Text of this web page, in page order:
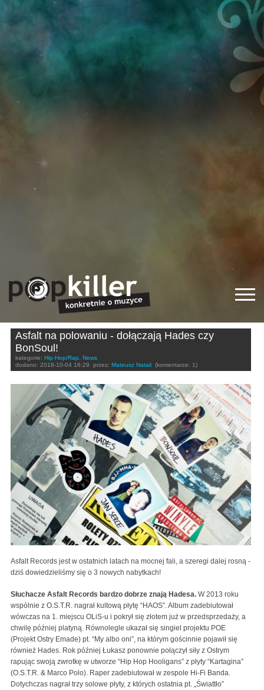
Asfalt na polowaniu - dołączają Hades czy
BonSoul!
kategorie: Hip-Hop/Rap, News
dodano: 2018-10-04 16:29 przez: Mateusz Natali (komentarze: 1)
Asfalt Records jest w ostatnich latach na mocnej fali, a szeregi dalej rosną -
dziś dowiedzieliśmy się o 3 nowych nabytkach!
Słuchacze Asfalt Records bardzo dobrze znają Hadesa. W 2013 roku
wspólnie z O.S.T.R. nagrał kultową płytę “HAOS”. Album zadebiutował
wówczas na 1. miejscu OLiS-u i pokrył się złotem już w przedsprzedaży, a
chwilę później platyną. Równolegle ukazał się singiel projektu POE
(Projekt Ostry Emade) pt. “My albo oni”, na którym gościnnie pojawił się
również Hades. Rok później Łukasz ponownie połączył siły z Ostrym
rapując swoją zwrotkę w utworze “Hip Hop Hooligans” z płyty “Kartagina”
(O.S.T.R. & Marco Polo). Raper zadebiutował w zespole Hi-Fi Banda.
Dotychczas nagrał trzy solowe płyty, z których ostatnia pt. „Świattło”